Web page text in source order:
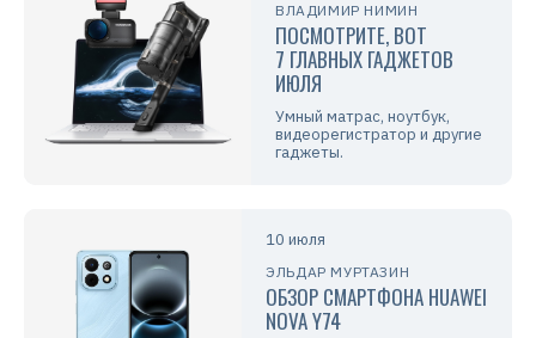
ВЛАДИМИР НИМИН
ПОСМОТРИТЕ, ВОТ
7 ГЛАВНЫХ ГАДЖЕТОВ
ИЮЛЯ
Умный матрас, ноутбук,
видеорегистратор и другие
гаджеты.
10 июля
ЭЛЬДАР МУРТАЗИН
ОБЗОР СМАРТФОНА HUAWEI
NOVA Y74